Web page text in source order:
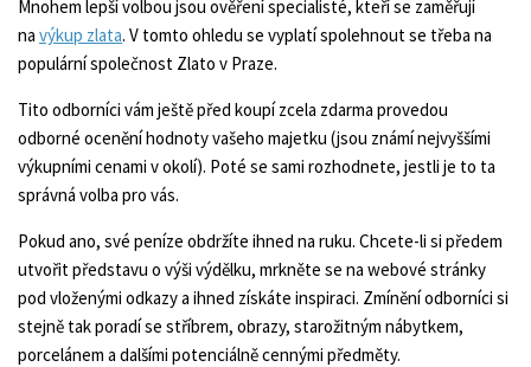
Mnohem lepší volbou jsou ověření specialisté, kteří se zaměřují
na výkup zlata. V tomto ohledu se vyplatí spolehnout se třeba na
populární společnost Zlato v Praze.
Tito odborníci vám ještě před koupí zcela zdarma provedou
odborné ocenění hodnoty vašeho majetku (jsou známí nejvyššími
výkupními cenami v okolí). Poté se sami rozhodnete, jestli je to ta
správná volba pro vás.
Pokud ano, své peníze obdržíte ihned na ruku. Chcete-li si předem
utvořit představu o výši výdělku, mrkněte se na webové stránky
pod vloženými odkazy a ihned získáte inspiraci. Zmínění odborníci si
stejně tak poradí se stříbrem, obrazy, starožitným nábytkem,
porcelánem a dalšími potenciálně cennými předměty.